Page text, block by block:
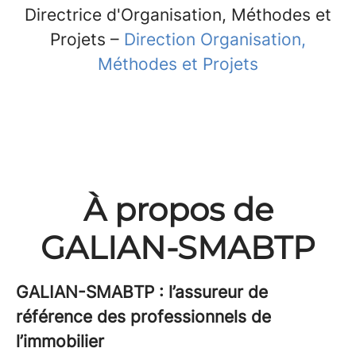
Directrice d'Organisation, Méthodes et
Projets – Direction Organisation,
Méthodes et Projets
À propos de
GALIAN-SMABTP
GALIAN-SMABTP : l’assureur de
référence des professionnels de
l’immobilier